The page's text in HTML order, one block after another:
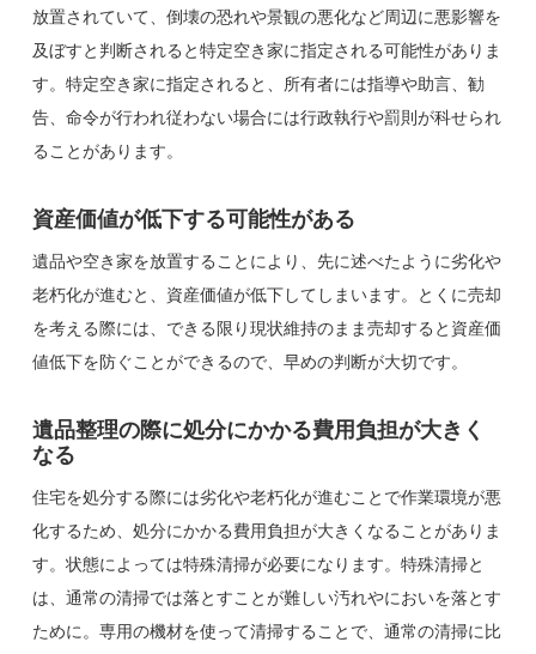
放置されていて、倒壊の恐れや景観の悪化など周辺に悪影響を
及ぼすと判断されると特定空き家に指定される可能性がありま
す。特定空き家に指定されると、所有者には指導や助言、勧
告、命令が行われ従わない場合には行政執行や罰則が科せられ
ることがあります。
資産価値が低下する可能性がある
遺品や空き家を放置することにより、先に述べたように劣化や
老朽化が進むと、資産価値が低下してしまいます。とくに売却
を考える際には、できる限り現状維持のまま売却すると資産価
値低下を防ぐことができるので、早めの判断が大切です。
遺品整理の際に処分にかかる費用負担が大きく
なる
住宅を処分する際には劣化や老朽化が進むことで作業環境が悪
化するため、処分にかかる費用負担が大きくなることがありま
す。状態によっては特殊清掃が必要になります。特殊清掃と
は、通常の清掃では落とすことが難しい汚れやにおいを落とす
ために。専用の機材を使って清掃することで、通常の清掃に比